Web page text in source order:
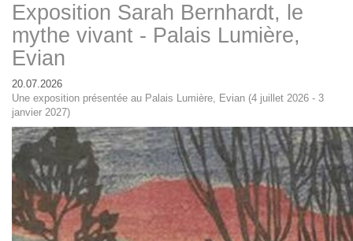
Exposition Sarah Bernhardt, le
mythe vivant - Palais Lumière,
Evian
20.07.2026
Une exposition présentée au Palais Lumière, Evian (4 juillet 2026 - 3
janvier 2027)